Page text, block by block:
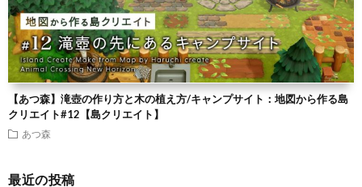
【あつ森】滝壺の作り方と木の植え方/キャンプサイト：地図から作る島
クリエイト#12【島クリエイト】
あつ森
最近の投稿